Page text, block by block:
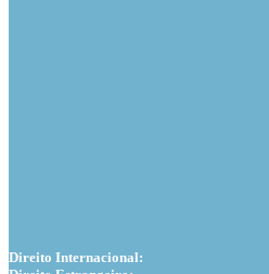
Direito Internacional: